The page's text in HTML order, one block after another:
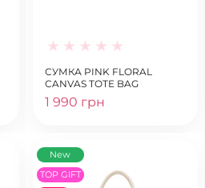
СУМКА PINK FLORAL
CANVAS TOTE BAG
1 990 грн
New
TOP GIFT